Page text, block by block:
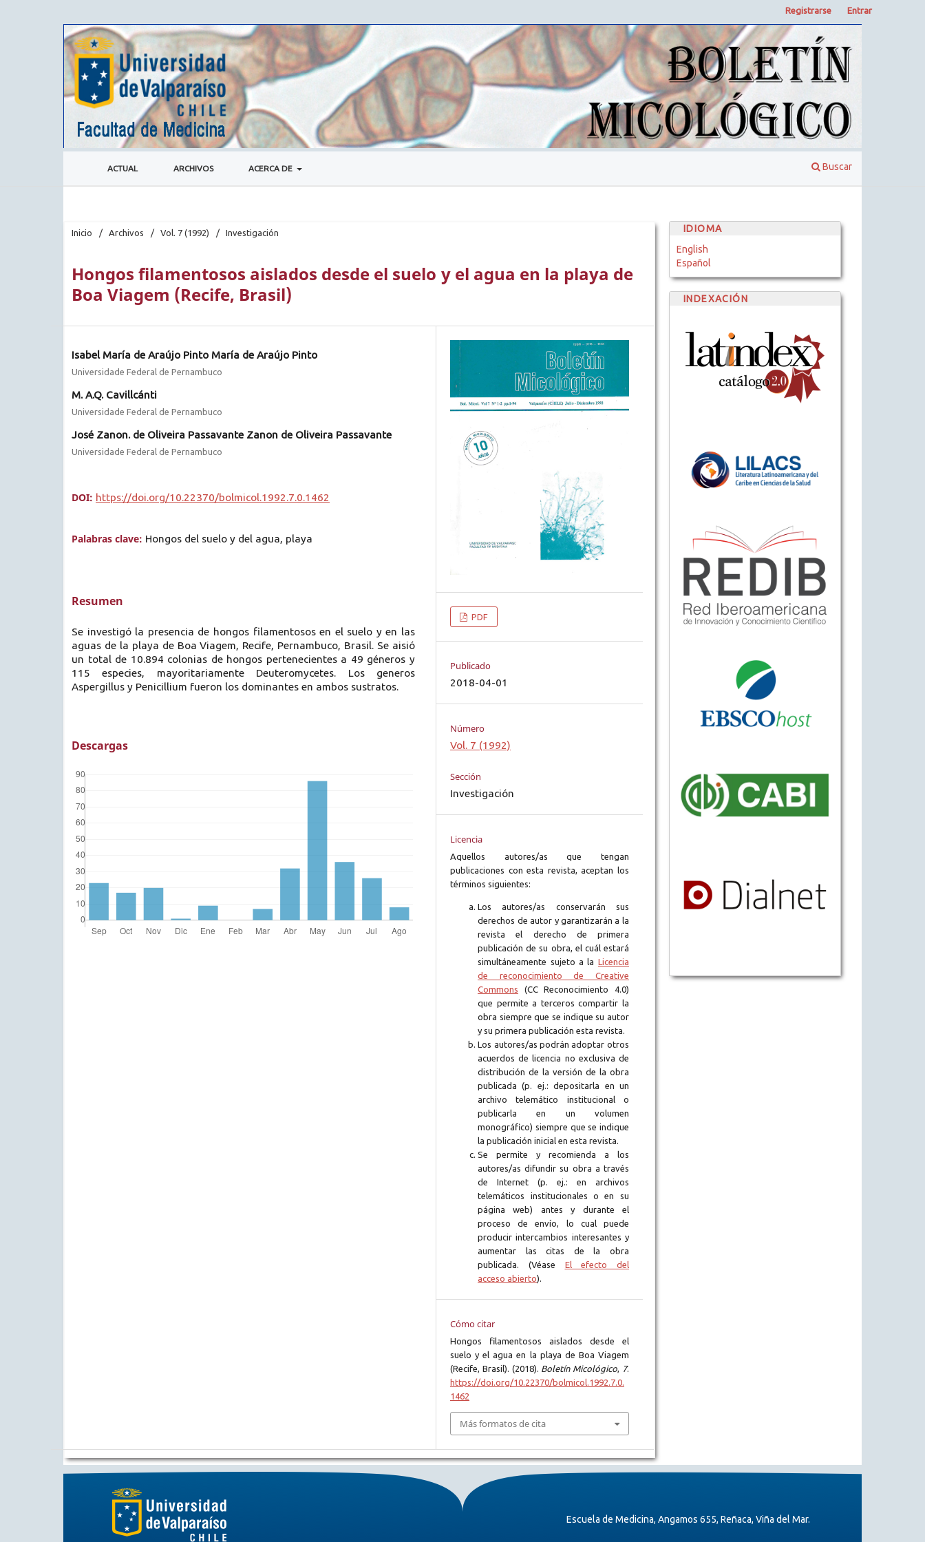
ACTUAL ARCHIVOS ACERCA DE Buscar
Registrarse Entrar
Inicio / Archivos / Vol. 7 (1992) / Investigación
Hongos filamentosos aislados desde el suelo y el agua en la playa de
Boa Viagem (Recife, Brasil)
Isabel María de Araújo Pinto María de Araújo Pinto
Universidade Federal de Pernambuco
M. A.Q. Cavillcánti
Universidade Federal de Pernambuco
José Zanon. de Oliveira Passavante Zanon de Oliveira Passavante
Universidade Federal de Pernambuco
DOI: https://doi.org/10.22370/bolmicol.1992.7.0.1462
Palabras clave: Hongos del suelo y del agua, playa
Resumen
Se investigó la presencia de hongos filamentosos en el suelo y en las
aguas de la playa de Boa Viagem, Recife, Pernambuco, Brasil. Se aisió
un total de 10.894 colonias de hongos pertenecientes a 49 géneros y
115 especies, mayoritariamente Deuteromycetes. Los generos
Aspergillus y Penicillium fueron los dominantes en ambos sustratos.
Descargas
PDF
Publicado
2018-04-01
Número
Vol. 7 (1992)
Sección
Investigación
Licencia
Aquellos autores/as que tengan
publicaciones con esta revista, aceptan los
términos siguientes:
Los autores/as conservarán sus
derechos de autor y garantizarán a la
revista el derecho de primera
publicación de su obra, el cuál estará
simultáneamente sujeto a la Licencia
de reconocimiento de Creative
Commons (CC Reconocimiento 4.0)
que permite a terceros compartir la
obra siempre que se indique su autor
y su primera publicación esta revista.
Los autores/as podrán adoptar otros
acuerdos de licencia no exclusiva de
distribución de la versión de la obra
publicada (p. ej.: depositarla en un
archivo telemático institucional o
publicarla en un volumen
monográfico) siempre que se indique
la publicación inicial en esta revista.
Se permite y recomienda a los
autores/as difundir su obra a través
de Internet (p. ej.: en archivos
telemáticos institucionales o en su
página web) antes y durante el
proceso de envío, lo cual puede
producir intercambios interesantes y
aumentar las citas de la obra
publicada. (Véase El efecto del
acceso abierto).
Cómo citar
Hongos filamentosos aislados desde el
suelo y el agua en la playa de Boa Viagem
(Recife, Brasil). (2018). Boletín Micológico 7.
https://doi.org/10.22370/bolmicol.1992.7.0.
1462
Más formatos de cita
IDIOMA
English
Español
INDEXACIÓN
Escuela de Medicina, Angamos 655, Reñaca, Viña del Mar.